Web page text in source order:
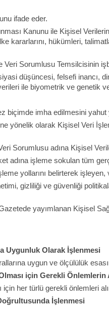
ifade eder.
Kanunu ile Kişisel
kararlarını, hükümleri,
Veri Sorumlusu Temsilcisinin
düşüncesi, felsefi inancı,
ile biyometrik ve genetik
biçimde imha edilmesini
yönelik olarak Kişisel Veri
Sorumlusu adına Kişisel
adına işleme sokulan tüm
yollarını belirterek
gizliliği ve güvenliği
yayımlanan Kişisel
Uygunluk Olarak İşlenmesi
uygun ve ölçülülük
için Gerekli Önlemlerin
her türlü gerekli önlemleri
İşlenmesi